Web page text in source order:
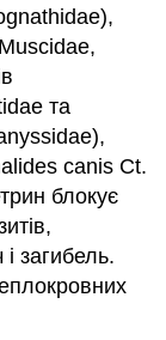
та
canis Ct.
блокує
і загибель.